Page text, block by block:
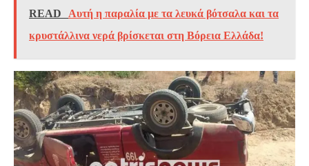
READ
Αυτή η παραλία με τα λευκά βότσαλα και τα
κρυστάλλινα νερά βρίσκεται στη Βόρεια Ελλάδα!